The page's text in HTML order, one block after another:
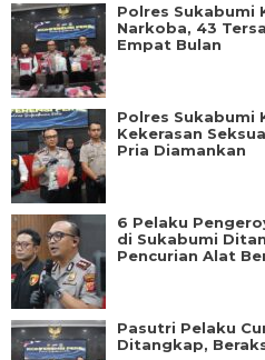
Polres Sukabumi
Narkoba, 43
Empat Bulan
Polres Sukabumi
Kekerasan
Pria Diamankan
6 Pelaku
di Sukabumi
Pencurian Alat
Pasutri Pelaku
Ditangkap,